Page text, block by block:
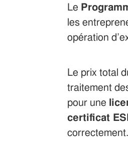
Le
les
opération
Le prix total
traitement
pour une
certificat
correctement.